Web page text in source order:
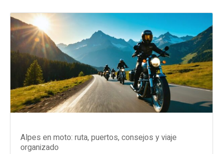
Alpes en moto: ruta, puertos, consejos y viaje
organizado